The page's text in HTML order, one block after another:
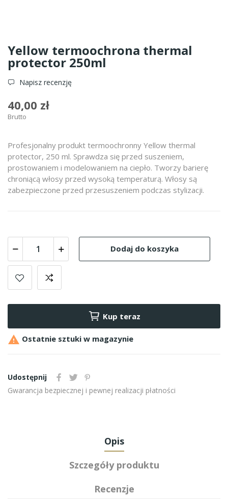
Yellow termoochrona thermal
protector 250ml
Napisz recenzję
40,00 zł
Brutto
Profesjonalny produkt termoochronny Yellow thermal
protector, 250 ml. Sprawdza się przed suszeniem,
prostowaniem i modelowaniem na ciepło. Tworzy barierę
chroniącą włosy przed wysoką temperaturą. Włosy są
zabezpieczone przed przesuszeniem podczas stylizacji.
Dodaj do koszyka
Kup teraz
 Ostatnie sztuki w magazynie
Udostępnij
Gwarancja bezpiecznej i pewnej realizacji płatności
Opis
Szczegóły produktu
Recenzje